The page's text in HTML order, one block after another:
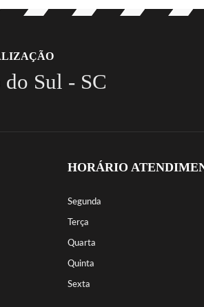
Sul - SC
HORÁRIO
Segunda
Terça
Quarta
Quinta
Sexta